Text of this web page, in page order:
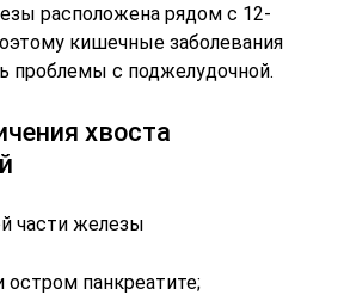
расположена рядом с 12-
кишечные заболевания
проблемы с поджелудочной.
хвоста
части железы
остром панкреатите;